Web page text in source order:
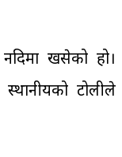
खसेको हो।
स्थानीयको टोलीले